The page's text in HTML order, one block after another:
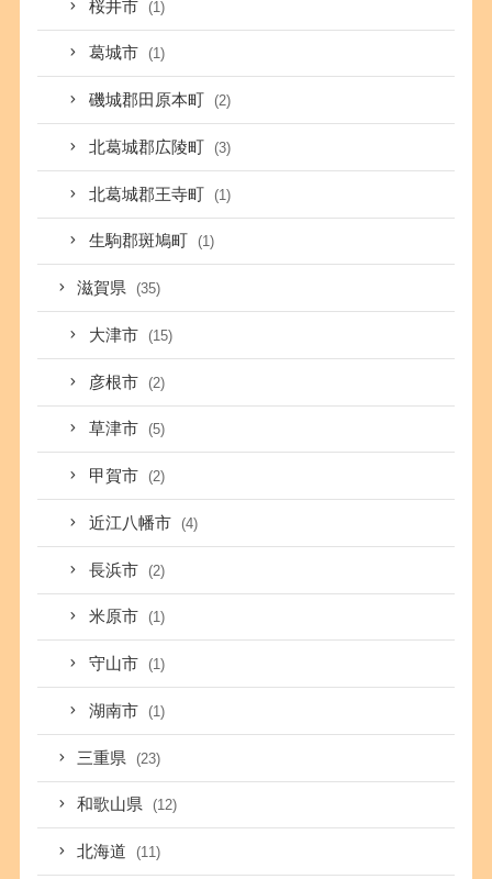
桜井市 (1)
葛城市 (1)
磯城郡田原本町 (2)
北葛城郡広陵町 (3)
北葛城郡王寺町 (1)
生駒郡斑鳩町 (1)
滋賀県 (35)
大津市 (15)
彦根市 (2)
草津市 (5)
甲賀市 (2)
近江八幡市 (4)
長浜市 (2)
米原市 (1)
守山市 (1)
湖南市 (1)
三重県 (23)
和歌山県 (12)
北海道 (11)